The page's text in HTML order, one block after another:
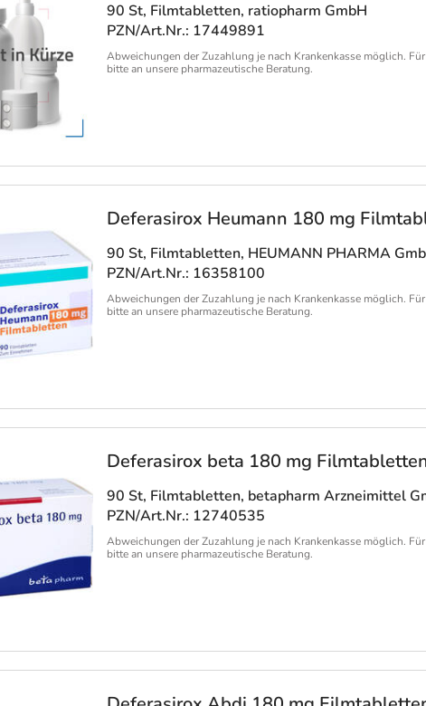
90 St, Filmtabletten, ratiopharm GmbH
PZN/Art.Nr.: 17449891
Abweichungen der Zuzahlung je nach Krankenkasse möglich.
bitte an unsere pharmazeutische Beratung.
Deferasirox Heumann 180 mg
90 St, Filmtabletten, HEUMANN PHARMA
PZN/Art.Nr.: 16358100
Abweichungen der Zuzahlung je nach Krankenkasse möglich.
bitte an unsere pharmazeutische Beratung.
Deferasirox beta 180 mg
90 St, Filmtabletten, betapharm Arzneimittel
PZN/Art.Nr.: 12740535
Abweichungen der Zuzahlung je nach Krankenkasse möglich.
bitte an unsere pharmazeutische Beratung.